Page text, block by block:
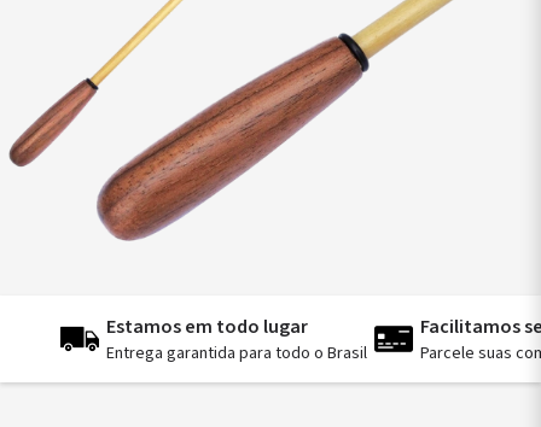
Estamos em todo lugar
Entrega garantida para todo o Brasil
Facilitamos
Parcele suas